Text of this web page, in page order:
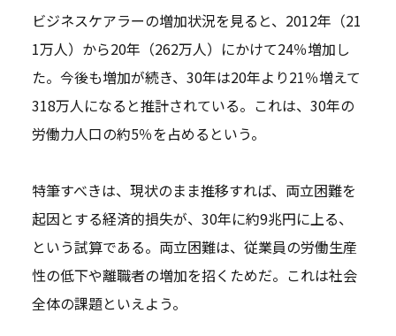
ビジネスケアラーの増加状況を見ると、2012年（21
1万人）から20年（262万人）にかけて24％増加し
た。今後も増加が続き、30年は20年より21％増えて
318万人になると推計されている。これは、30年の
労働力人口の約5％を占めるという。
特筆すべきは、現状のまま推移すれば、両立困難を
起因とする経済的損失が、30年に約9兆円に上る、
という試算である。両立困難は、従業員の労働生産
性の低下や離職者の増加を招くためだ。これは社会
全体の課題といえよう。